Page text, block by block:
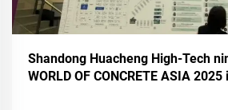
Shandong Huacheng High-Tech
WORLD OF CONCRETE ASIA